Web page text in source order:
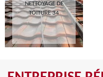
NETTOYAGE DE
TOITURE 34